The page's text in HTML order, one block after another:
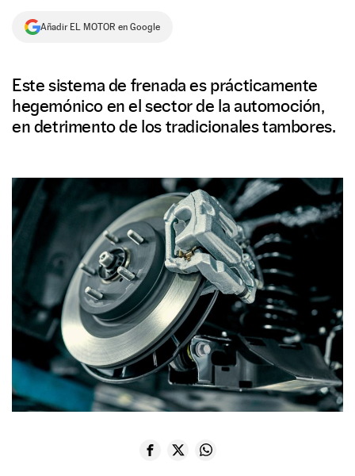
NEWSLETTER
Añadir EL MOTOR en Google
Este sistema de frenada es prácticamente
hegemónico en el sector de la automoción,
en detrimento de los tradicionales tambores.